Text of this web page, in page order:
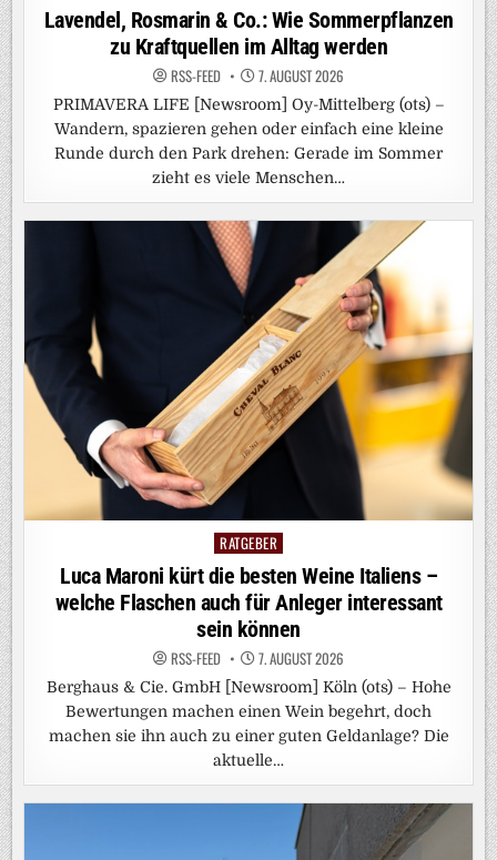
in
Lavendel, Rosmarin & Co.: Wie Sommerpflanzen
zu Kraftquellen im Alltag werden
RSS-FEED 7. AUGUST 2026
PRIMAVERA LIFE [Newsroom] Oy-Mittelberg (ots) –
Wandern, spazieren gehen oder einfach eine kleine
Runde durch den Park drehen: Gerade im Sommer
zieht es viele Menschen…
Posted
in
RATGEBER
Luca Maroni kürt die besten Weine Italiens –
welche Flaschen auch für Anleger interessant
sein können
RSS-FEED 7. AUGUST 2026
Berghaus & Cie. GmbH [Newsroom] Köln (ots) – Hohe
Bewertungen machen einen Wein begehrt, doch
machen sie ihn auch zu einer guten Geldanlage? Die
aktuelle…